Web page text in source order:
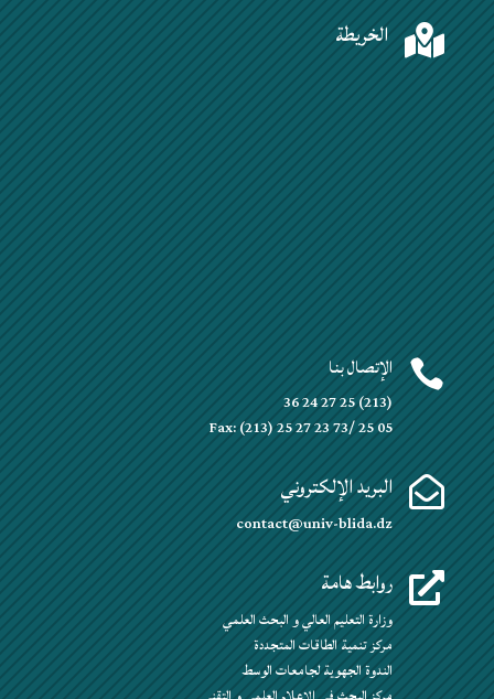
 الخريطة
 الإتصال بنا
(213) 25 27 24 36
Fax: (213) 25 27 23 73/ 25 05
 البريد الإلكتروني
contact@univ-blida.dz
 روابط هامة
وزارة التعليم العالي و البحث العلمي
مركز تنمية الطاقات المتجددة
الندوة الجهوية لجامعات الوسط